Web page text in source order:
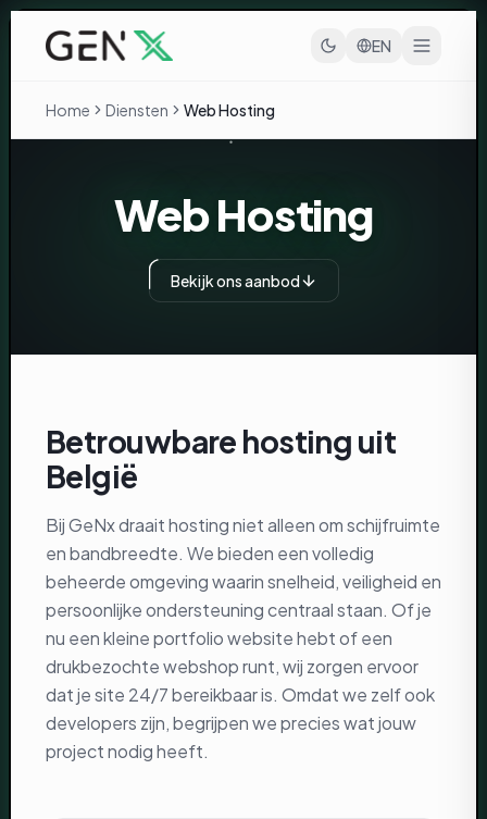
EN
Home Diensten Web Hosting
Web Hosting
Bekijk ons aanbod
Betrouwbare hosting uit
België
Bij GeNx draait hosting niet alleen om schijfruimte
en bandbreedte. We bieden een volledig
beheerde omgeving waarin snelheid, veiligheid en
persoonlijke ondersteuning centraal staan. Of je
nu een kleine portfolio website hebt of een
drukbezochte webshop runt, wij zorgen ervoor
dat je site 24/7 bereikbaar is. Omdat we zelf ook
developers zijn, begrijpen we precies wat jouw
project nodig heeft.